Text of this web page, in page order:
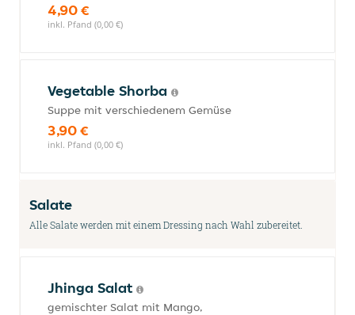
4,90 €
inkl. Pfand (0,00 €)
Vegetable Shorba
Suppe mit verschiedenem Gemüse
3,90 €
inkl. Pfand (0,00 €)
Salate
Alle Salate werden mit einem Dressing nach Wahl zubereitet.
Jhinga Salat
gemischter Salat mit Mango,